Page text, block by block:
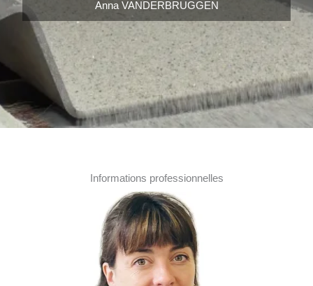
Anna VANDERBRUGGEN
Informations professionnelles